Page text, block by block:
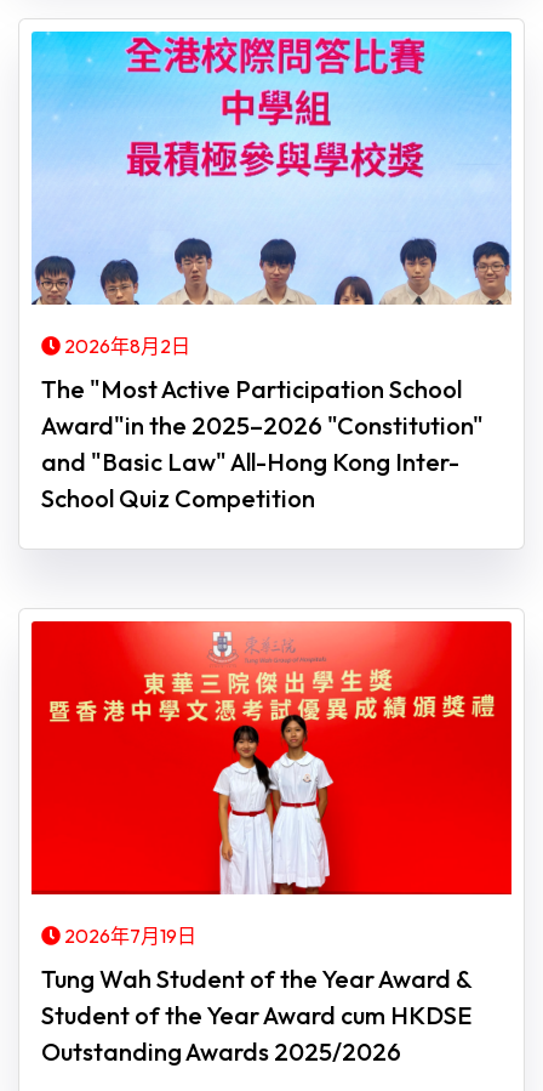
2026年8月2日
The "Most Active Participation School
Award"in the 2025–2026 "Constitution"
and "Basic Law" All-Hong Kong Inter-
School Quiz Competition
2026年7月19日
Tung Wah Student of the Year Award &
Student of the Year Award cum HKDSE
Outstanding Awards 2025/2026